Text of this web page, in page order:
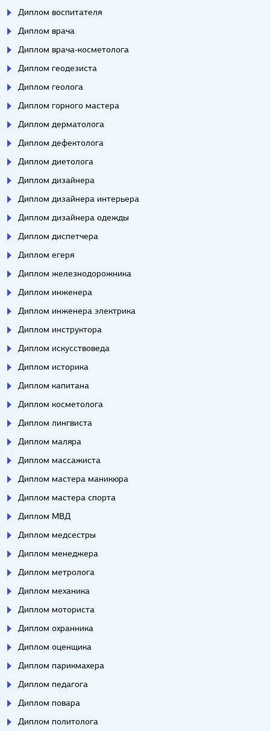
Диплом воспитателя
Диплом врача
Диплом врача-косметолога
Диплом геодезиста
Диплом геолога
Диплом горного мастера
Диплом дерматолога
Диплом дефектолога
Диплом диетолога
Диплом дизайнера
Диплом дизайнера интерьера
Диплом дизайнера одежды
Диплом диспетчера
Диплом егеря
Диплом железнодорожника
Диплом инженера
Диплом инженера электрика
Диплом инструктора
Диплом искусствоведа
Диплом историка
Диплом капитана
Диплом косметолога
Диплом лингвиста
Диплом маляра
Диплом массажиста
Диплом мастера маникюра
Диплом мастера спорта
Диплом МВД
Диплом медсестры
Диплом менеджера
Диплом метролога
Диплом механика
Диплом моториста
Диплом охранника
Диплом оценщика
Диплом парикмахера
Диплом педагога
Диплом повара
Диплом политолога